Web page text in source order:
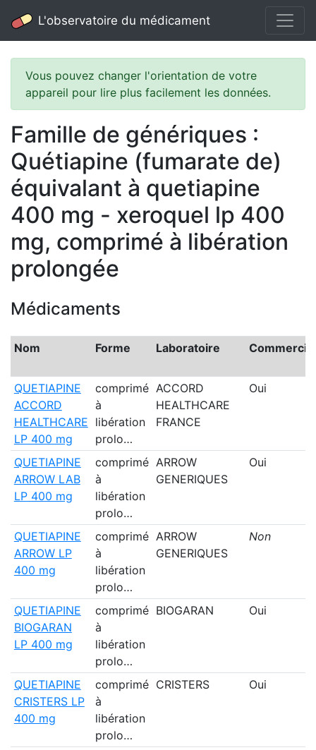
L'observatoire du médicament
Vous pouvez changer l'orientation de votre
appareil pour lire plus facilement les données.
Famille de génériques :
Quétiapine (fumarate de)
équivalant à quetiapine
400 mg - xeroquel lp 400
mg, comprimé à libération
prolongée
Médicaments
Nom Forme Laboratoire
QUETIAPINE
ACCORD
HEALTHCARE
LP 400 mg
comprimé
à
libération
prolo…
ACCORD
HEALTHCARE
FRANCE
Oui
QUETIAPINE
ARROW LAB
LP 400 mg
comprimé
à
libération
prolo…
ARROW
GENERIQUES
Oui
QUETIAPINE
ARROW LP
400 mg
comprimé
à
libération
prolo…
ARROW
GENERIQUES
Non
QUETIAPINE
BIOGARAN
LP 400 mg
comprimé
à
libération
prolo…
BIOGARAN Oui
QUETIAPINE
CRISTERS LP
400 mg
comprimé
à
libération
prolo…
CRISTERS Oui